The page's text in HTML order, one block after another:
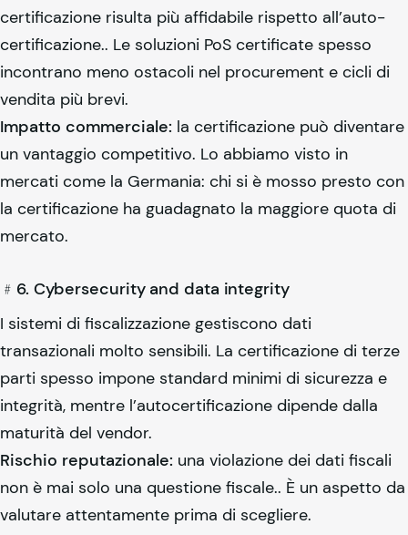
certificazione risulta più affidabile rispetto all’auto-
certificazione.. Le soluzioni PoS certificate spesso
incontrano meno ostacoli nel procurement e cicli di
vendita più brevi.
Impatto commerciale: la certificazione può diventare
un vantaggio competitivo. Lo abbiamo visto in
mercati come la Germania: chi si è mosso presto con
la certificazione ha guadagnato la maggiore quota di
mercato.
﹟6. Cybersecurity and data integrity
I sistemi di fiscalizzazione gestiscono dati
transazionali molto sensibili. La certificazione di terze
parti spesso impone standard minimi di sicurezza e
integrità, mentre l’autocertificazione dipende dalla
maturità del vendor.
Rischio reputazionale: una violazione dei dati fiscali
non è mai solo una questione fiscale.. È un aspetto da
valutare attentamente prima di scegliere.